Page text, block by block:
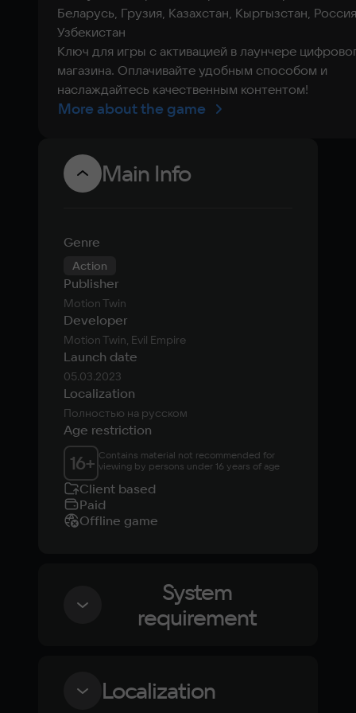
Беларусь, Грузия, Казахстан, Кыргызстан,
Узбекистан
Ключ для игры с активацией в лаунчере
магазина. Оплачивайте удобным способом и
наслаждайтесь качественным контентом!
More about the game
Main Info
Genre
Action
Publisher
Motion Twin‬
Developer
Motion Twin, Evil Empire
Launch date
05.03.2023
Localization
Полностью на русском
Age restriction
16+ Contains material not recommended for
viewing by persons under 16 years of age
Client based
Paid
Offline game
System
requirement
MinimumLocalization